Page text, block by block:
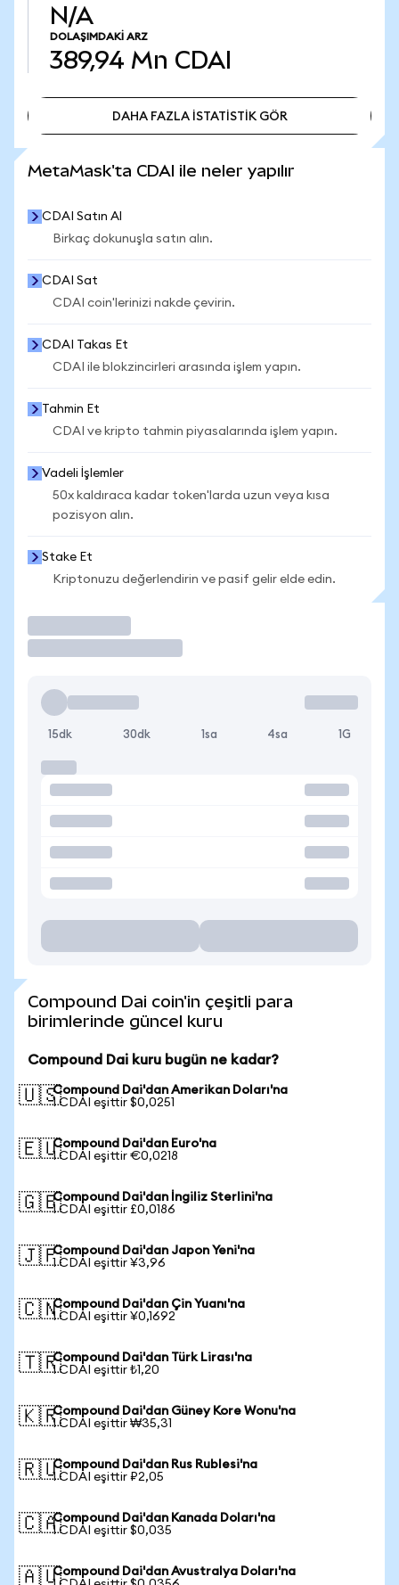
N/A
DOLAŞIMDAKI ARZ
389,94 Mn CDAI
DAHA FAZLA İSTATİSTİK GÖR
MetaMask'ta CDAI ile neler yapılır
CDAI Satın Al
Birkaç dokunuşla satın alın.
CDAI Sat
CDAI coin'lerinizi nakde çevirin.
CDAI Takas Et
CDAI ile blokzincirleri arasında işlem yapın.
Tahmin Et
CDAI ve kripto tahmin piyasalarında işlem yapın.
Vadeli İşlemler
50x kaldıraca kadar token'larda uzun veya kısa
pozisyon alın.
Stake Et
Kriptonuzu değerlendirin ve pasif gelir elde edin.
15dk 30dk 1sa 4sa 1G
Compound Dai coin'in çeşitli para
birimlerinde güncel kuru
Compound Dai kuru bugün ne kadar?
🇺🇸Compound Dai'dan Amerikan Doları'na
1 CDAI eşittir $0,0251
🇪🇺Compound Dai'dan Euro'na
1 CDAI eşittir €0,0218
🇬🇧Compound Dai'dan İngiliz Sterlini'na
1 CDAI eşittir £0,0186
🇯🇵Compound Dai'dan Japon Yeni'na
1 CDAI eşittir ¥3,96
🇨🇳Compound Dai'dan Çin Yuanı'na
1 CDAI eşittir ¥0,1692
🇹🇷Compound Dai'dan Türk Lirası'na
1 CDAI eşittir ₺1,20
🇰🇷Compound Dai'dan Güney Kore Wonu'na
1 CDAI eşittir ₩35,31
🇷🇺Compound Dai'dan Rus Rublesi'na
1 CDAI eşittir ₽2,05
🇨🇦Compound Dai'dan Kanada Doları'na
1 CDAI eşittir $0,035
🇦🇺Compound Dai'dan Avustralya Doları'na